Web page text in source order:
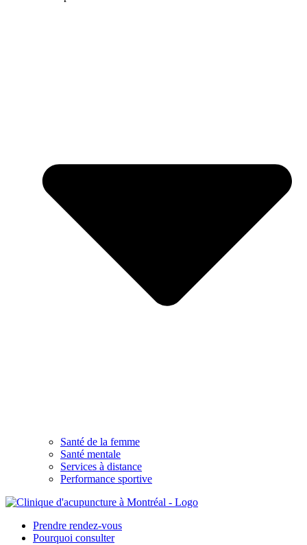
Santé de la femme
Santé mentale
Services à distance
Performance sportive
Prendre rendez-vous
Pourquoi consulter